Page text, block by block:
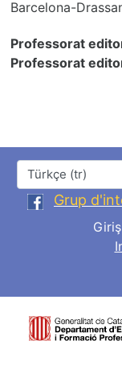
Barcelona-
Professorat
Professorat
Grup